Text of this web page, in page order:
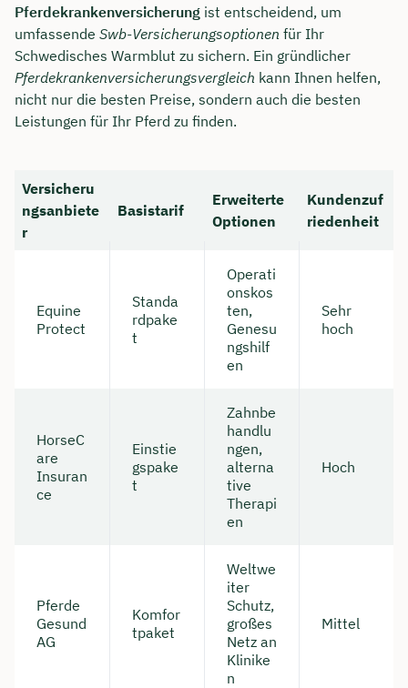
Pferdekrankenversicherung ist entscheidend, um
umfassende Swb-Versicherungsoptionen für Ihr
Schwedisches Warmblut zu sichern. Ein gründlicher
Pferdekrankenversicherungsvergleich kann Ihnen helfen,
nicht nur die besten Preise, sondern auch die besten
Leistungen für Ihr Pferd zu finden.
Versicheru
ngsanbiete
r
Basistarif
Erweiterte
Optionen
Kundenzuf
riedenheit
Equine
Protect
Standa
rdpake
t
Operati
onskos
ten,
Genesu
ngshilf
en
Sehr
hoch
HorseC
are
Insuran
ce
Einstie
gspake
t
Zahnbe
handlu
ngen,
alterna
tive
Therapi
en
Hoch
Pferde
Gesund
AG
Komfor
tpaket
Weltwe
iter
Schutz,
großes
Netz an
Klinike
n
Mittel